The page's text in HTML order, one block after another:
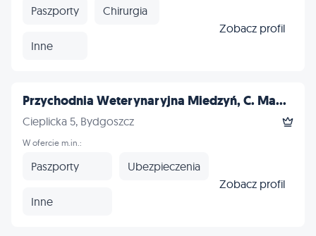
Paszporty Chirurgia
Inne
Zobacz profil
Przychodnia Weterynaryjna Miedzyń, C. Ma...
Cieplicka 5, Bydgoszcz
W ofercie m.in.:
Paszporty Ubezpieczenia
Inne
Zobacz profil